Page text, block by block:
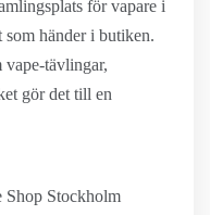
för vapare i
händer i butiken.
vape-tävlingar,
gör det till en
Shop Stockholm